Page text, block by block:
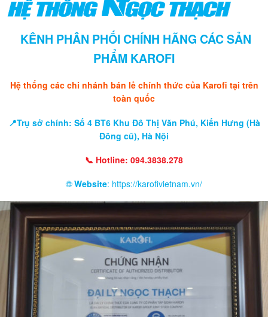
KÊNH PHÂN PHỐI CHÍNH HÃNG CÁC SẢN
PHẨM KAROFI
Hệ thống các chi nhánh bán lẻ chính thức của Karofi tại trên
toàn quốc
📍Trụ sở chính: Số 4 BT6 Khu Đô Thị Văn Phú, Kiến Hưng (Hà
Đông cũ), Hà Nội
📞 Hotline: 094.3838.278
🌐Website: https://karofivietnam.vn/